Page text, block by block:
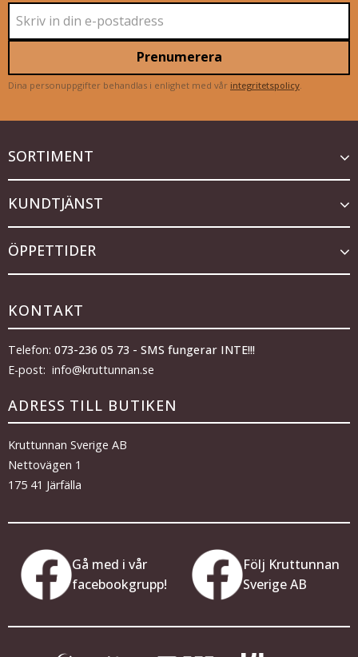
Prenumerera
Dina personuppgifter behandlas i enlighet med vår integritetspolicy
SORTIMENT
KUNDTJÄNST
ÖPPETTIDER
KONTAKT
Telefon: 073-236 05 73 - SMS fungerar INTE!!!
E-post: info@kruttunnan.se
ADRESS TILL BUTIKEN
Kruttunnan Sverige AB
Nettovägen 1
175 41 Järfälla
Gå med i vår
facebookgrupp!
Följ Kruttunnan
Sverige AB